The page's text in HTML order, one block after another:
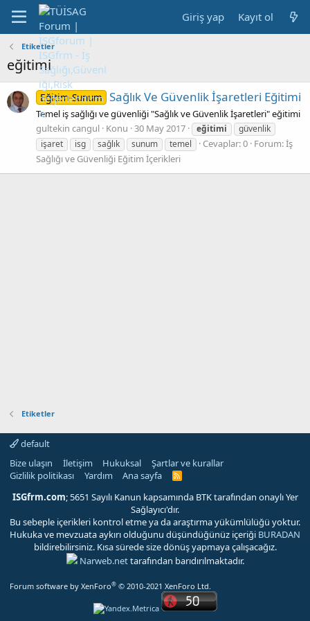
Giriş yap Kayıt ol
Etiketler
eğitimi
Eğitim-Sunum Sağlık Ve Güvenlik İşaretleri Eğitimi
Temel iş sağlığı ve güvenliği "Sağlık ve Güvenlik İşaretleri" eğitimi
gultekin cangul Konu 30 May 2017 eğitimi
güvenlik
işaret
isg sağlık sunum temel Cevaplar: 0 Forum:İş
Sağlığı ve Güvenliği Eğitim İçerikleri
Etiketler
default
Bize ulaşın
İletişim Hukuksal
Şartlar ve kurallar
Gizlilik politikası
Yardım Ana sayfa
R
S
ISGfrm.com; 5651 Sayılı Kanun kapsamında BTK tarafından onaylı Yer
Sağlayıcı'dır.
Bu sebeple içerikleri kontrol etme ya da araştırma yükümlülüğü yoktur.
Hukuka ve mevzuata aykırı olduğunu düşündüğünüz içeriği BURADAN
bildirebilirsiniz. Kısa sürede size dönüş yapmaya çalışacağız.
Narweb.nettarafından barıdırılmaktadır.
Forum software by XenForo® © 2010-2021 XenForo Ltd.